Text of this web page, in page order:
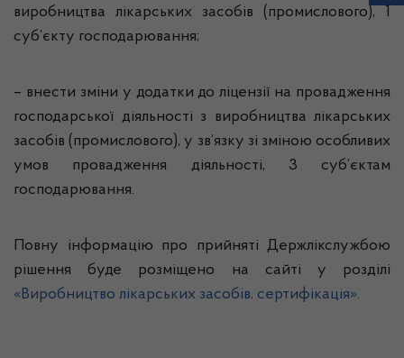
виробництва лікарських засобів (промислового), 1
суб’єкту господарювання;
– внести зміни у додатки до ліцензії на провадження
господарської діяльності з виробництва лікарських
засобів (промислового), у зв’язку зі зміною особливих
умов провадження діяльності, 3 суб’єктам
господарювання.
Повну інформацію про прийняті Держлікслужбою
рішення буде розміщено на сайті у розділі
«Виробництво лікарських засобів, сертифікація».